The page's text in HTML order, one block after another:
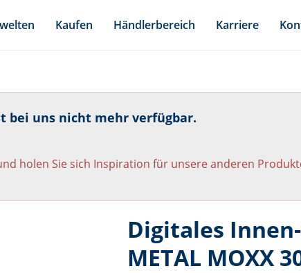
Kaufen Händlerbereich Karriere
bei uns nicht mehr verfügbar.
holen Sie sich Inspiration für unsere anderen
Digitales
METAL MOXX